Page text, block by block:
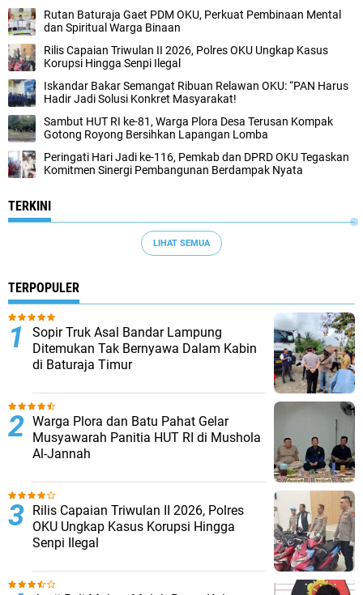
Rutan Baturaja Gaet PDM OKU, Perkuat Pembinaan Mental
dan Spiritual Warga Binaan
Rilis Capaian Triwulan II 2026, Polres OKU Ungkap Kasus
Korupsi Hingga Senpi Ilegal
Iskandar Bakar Semangat Ribuan Relawan OKU: “PAN Harus
Hadir Jadi Solusi Konkret Masyarakat!
Sambut HUT RI ke-81, Warga Plora Desa Terusan Kompak
Gotong Royong Bersihkan Lapangan Lomba
Peringati Hari Jadi ke-116, Pemkab dan DPRD OKU Tegaskan
Komitmen Sinergi Pembangunan Berdampak Nyata
TERKINI
LIHAT SEMUA
TERPOPULER
Sopir Truk Asal Bandar Lampung
Ditemukan Tak Bernyawa Dalam Kabin
di Baturaja Timur
Warga Plora dan Batu Pahat Gelar
Musyawarah Panitia HUT RI di Mushola
Al-Jannah
Rilis Capaian Triwulan II 2026, Polres
OKU Ungkap Kasus Korupsi Hingga
Senpi Ilegal